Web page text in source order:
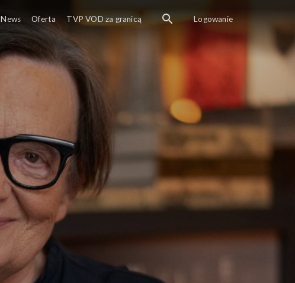
News Oferta TVP VOD za granicą Logowanie